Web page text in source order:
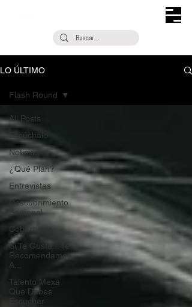
LO ÚLTIMO
All Posts
Escúchalo
Noticias
¿Qué Plan?
Entrevistas
Descubrimiento
Semanal
Coberturas
Si Te Gusta... Te
Recomendamos
A...
Talento Mexa
Que Debes
Escuchar
Flash Round